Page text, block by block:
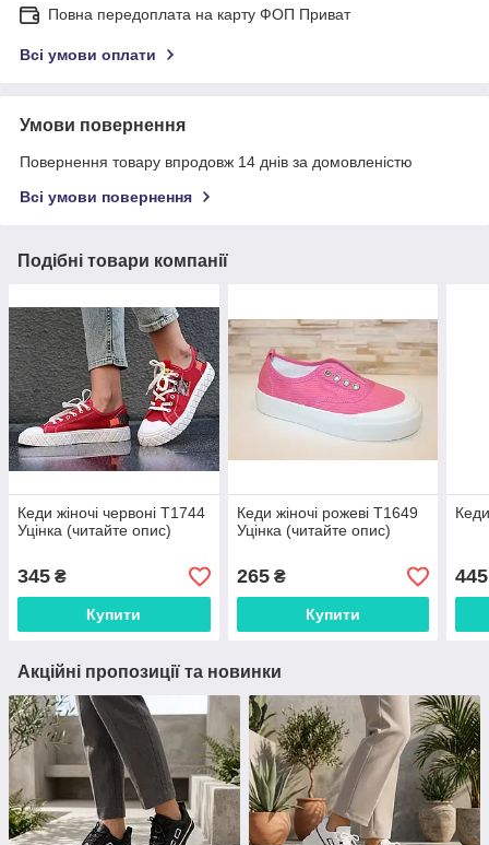
Повна передоплата на карту ФОП Приват
Всі умови оплати
Умови повернення
Повернення товару впродовж 14 днів за домовленістю
Всі умови повернення
Подібні товари компанії
Кеди жіночі червоні Т1744
Уцінка (читайте опис)
345 ₴
Купити
Кеди жіночі рожеві Т1649
Уцінка (читайте опис)
265₴
Купити
445
Акційні пропозиції та новинки